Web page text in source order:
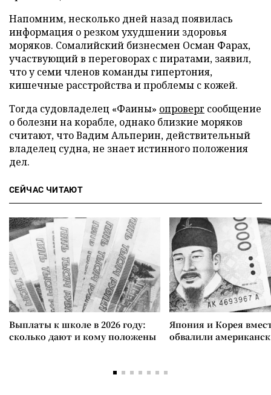
Напомним, несколько дней назад появилась
информация о резком ухудшении здоровья
моряков. Сомалийский бизнесмен Осман Фарах,
участвующий в переговорах с пиратами, заявил,
что у семи членов команды гипертония,
кишечные расстройства и проблемы с кожей.
Тогда судовладелец «Фаины» опроверг сообщение
о болезни на корабле, однако близкие моряков
считают, что Вадим Альперин, действительный
владелец судна, не знает истинного положения
дел.
СЕЙЧАС ЧИТАЮТ
Выплаты к школе в 2026 году:
сколько дают и кому положены
Япония и Корея
обвалили